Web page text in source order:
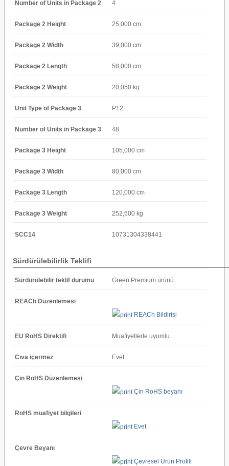
Number of Units in Package 2 4
Package 2 Height 25,000 cm
Package 2 Width 39,000 cm
Package 2 Length 58,000 cm
Package 2 Weight 20,050 kg
Unit Type of Package 3 P12
Number of Units in Package 3 48
Package 3 Height 105,000 cm
Package 3 Width 80,000 cm
Package 3 Length 120,000 cm
Package 3 Weight 252,600 kg
SCC14 10731304338441
Sürdürülebilirlik Teklifi
Sürdürülebilir teklif durumu Green Premium ürünü
REACh Düzenlemesi
REACh Bildirisi
EU RoHS Direktifi Muafiyetlerle uyumlu
Cıva içermez Evet
Çin RoHS Düzenlemesi
Çin RoHS beyanı
RoHS muafiyet bilgileri
Evet
Çevre Beyanı
Çevresel Ürün Profili